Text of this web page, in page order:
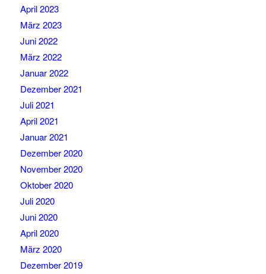
April 2023
März 2023
Juni 2022
März 2022
Januar 2022
Dezember 2021
Juli 2021
April 2021
Januar 2021
Dezember 2020
November 2020
Oktober 2020
Juli 2020
Juni 2020
April 2020
März 2020
Dezember 2019